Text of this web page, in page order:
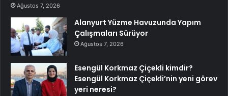
Ağustos 7, 2026
Alanyurt Yüzme Havuzunda Yapım
Çalışmaları Sürüyor
Ağustos 7, 2026
Esengül Korkmaz Çiçekli kimdir?
Esengül Korkmaz Çiçekli’nin yeni görev
yeri neresi?